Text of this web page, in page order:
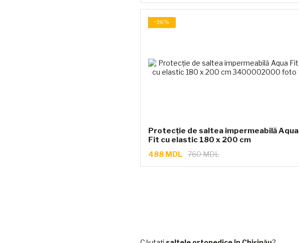
−36%
Protecție de saltea impermeabilă Aqua
Fit cu elastic 180 x 200 cm
760 MDL
488 MDL